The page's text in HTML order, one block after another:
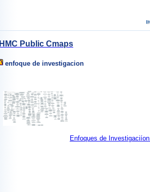
IHMC Public Cmaps
enfoque de investigacion
Enfoques de